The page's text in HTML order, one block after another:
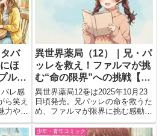
バ
ほ
ルコ
レ感
ら笑え
力や、
残った
す。
異世界薬局（12）｜兄・パ
ッレを救え！ファルマが挑
む“命の限界”への挑戦【発
売日：2025年10月23日
頃】
異世界薬局12巻は2025年10月23
日頃発売。兄パッレの命を救うた
め、ファルマが限界に挑む感動の
展開。医療と家族愛が交錯するシ
リーズ屈指の名章。
少年・青年コミック